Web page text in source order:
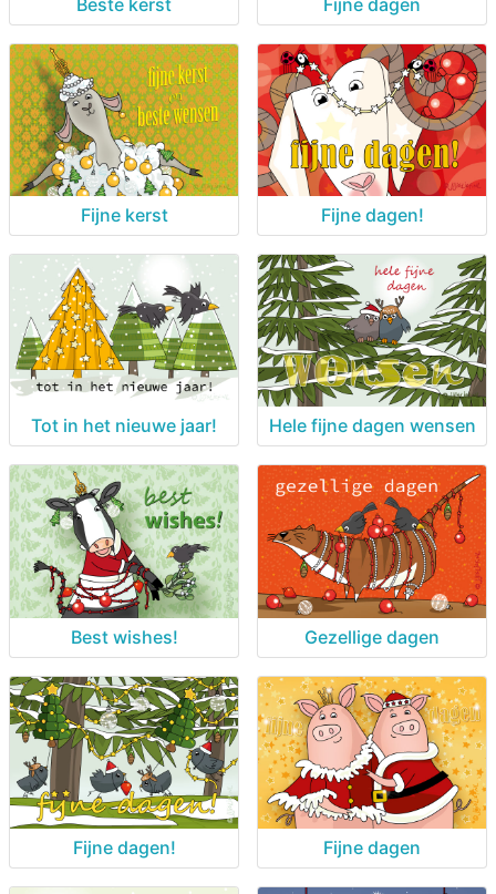
Fijne kerst Fijne dagen!
Tot in het nieuwe jaar! Hele fijne dagen wensen
Best wishes! Gezellige dagen
Fijne dagen! Fijne dagen